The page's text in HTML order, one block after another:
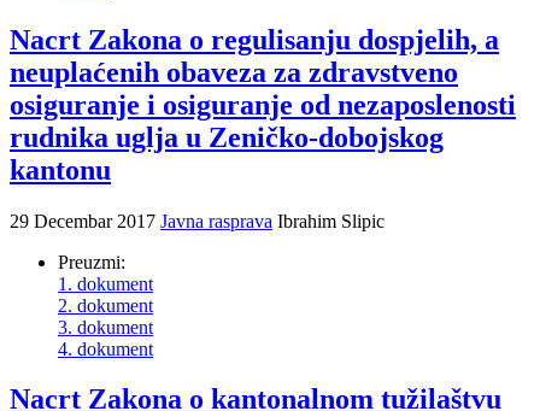
Nacrt Zakona o regulisanju dospjelih, a
neuplaćenih obaveza za zdravstveno
osiguranje i osiguranje od nezaposlenosti
rudnika uglja u Zeničko-dobojskog
kantonu
29 Decembar 2017 Javna rasprava Ibrahim Slipic
Preuzmi:
1. dokument
2. dokument
3. dokument
4. dokument
Nacrt Zakona o kantonalnom tužilaštvu